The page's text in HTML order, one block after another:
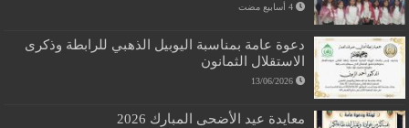
‏4 أسابيع مضت
دعوة عامة بمناسبة اليوبيل الذهبي للرابطة وذكرى
الاستقلال الثمانون
13/06/2026
معايدة عيد الأضحى المبارك 2026